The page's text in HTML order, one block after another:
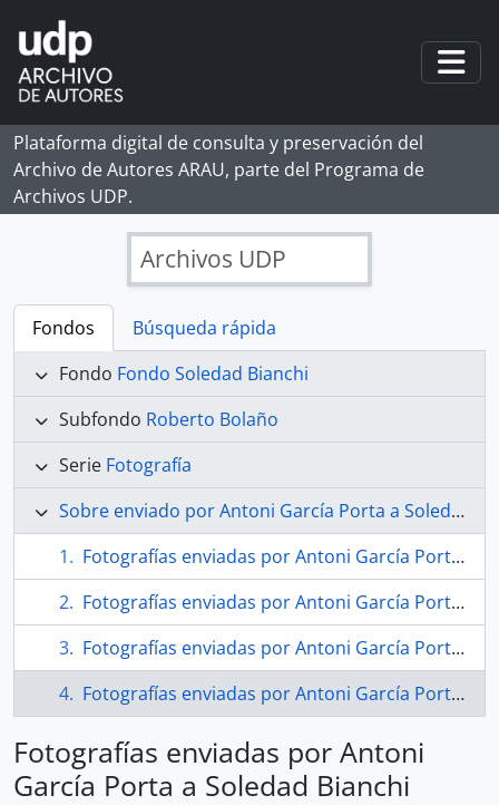
Skip to main content
Plataforma digital de consulta y preservación del
Archivo de Autores ARAU, parte del Programa de
Archivos UDP.
Archivos UDP
Fondos
Búsqueda rápida
Fondo Fondo Soledad Bianchi
Subfondo Roberto Bolaño
Serie Fotografía
Sobre enviado por Antoni García Porta a Soledad Bianchi
Fotografías enviadas por Antoni García Porta a Soledad Bianchi
Fotografías enviadas por Antoni García Porta a Soledad Bianchi
Fotografías enviadas por Antoni García Porta a Soledad Bianchi
Fotografías enviadas por Antoni García Porta a Soledad Bianchi
Fotografías enviadas por Antoni
García Porta a Soledad Bianchi